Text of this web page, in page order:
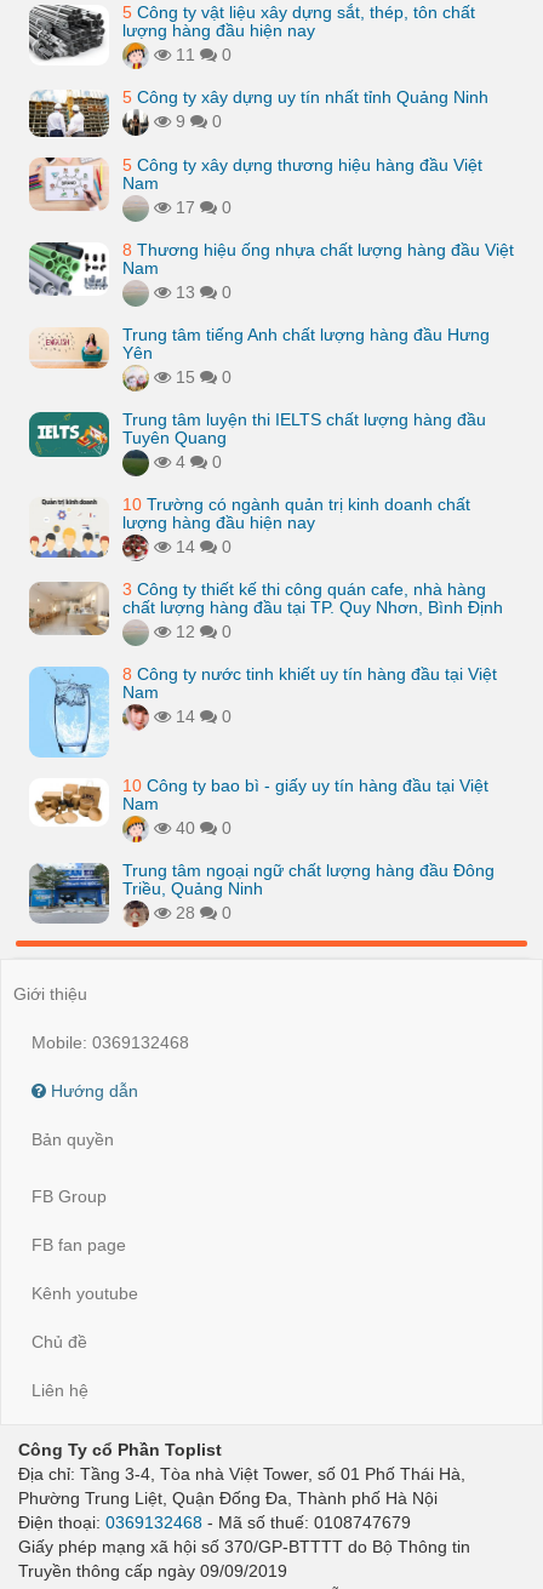
5 Công ty vật liệu xây dựng sắt, thép, tôn chất
lượng hàng đầu hiện nay
11
0
5 Công ty xây dựng uy tín nhất tỉnh Quảng Ninh
9
0
5 Công ty xây dựng thương hiệu hàng đầu Việt
Nam
17
0
8 Thương hiệu ống nhựa chất lượng hàng đầu Việt
Nam
13
0
Trung tâm tiếng Anh chất lượng hàng đầu Hưng
Yên
15
0
Trung tâm luyện thi IELTS chất lượng hàng đầu
Tuyên Quang
4
0
10 Trường có ngành quản trị kinh doanh chất
lượng hàng đầu hiện nay
14
0
3 Công ty thiết kế thi công quán cafe, nhà hàng
chất lượng hàng đầu tại TP. Quy Nhơn, Bình Định
12
0
8 Công ty nước tinh khiết uy tín hàng đầu tại Việt
Nam
14
0
10 Công ty bao bì - giấy uy tín hàng đầu tại Việt
Nam
40
0
Trung tâm ngoại ngữ chất lượng hàng đầu Đông
Triều, Quảng Ninh
28
0
Giới thiệu
Mobile: 0369132468
Hướng dẫn
Bản quyền
FB Group
FB fan page
Kênh youtube
Chủ đề
Liên hệ
Công Ty cổ Phần Toplist
Địa chỉ: Tầng 3-4, Tòa nhà Việt Tower, số 01 Phố Thái Hà,
Phường Trung Liệt, Quận Đống Đa, Thành phố Hà Nội
Điện thoại: 0369132468 - Mã số thuế: 0108747679
Giấy phép mạng xã hội số 370/GP-BTTTT do Bộ Thông tin
Truyền thông cấp ngày 09/09/2019